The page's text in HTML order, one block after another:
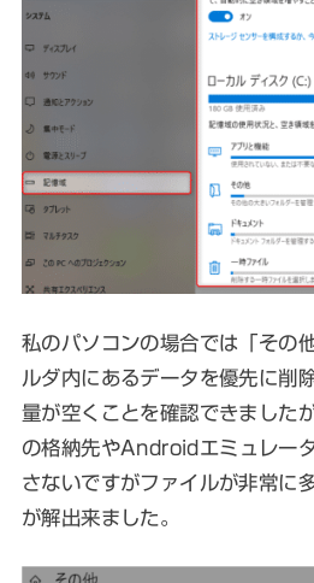
私のパソコンの場合では「その
ルダ内にあるデータを優先に削
量が空くことを確認できました
の格納先やAndroidエミュレー
さないですがファイルが非常に
が解出来ました。